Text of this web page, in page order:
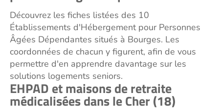
Découvrez les fiches listées des 10
Établissements d'Hébergement pour Personnes
Âgées Dépendantes situés à Bourges. Les
coordonnées de chacun y figurent, afin de vous
permettre d'en apprendre davantage sur les
solutions logements seniors.
EHPAD et maisons de retraite
médicalisées dans le Cher (18)